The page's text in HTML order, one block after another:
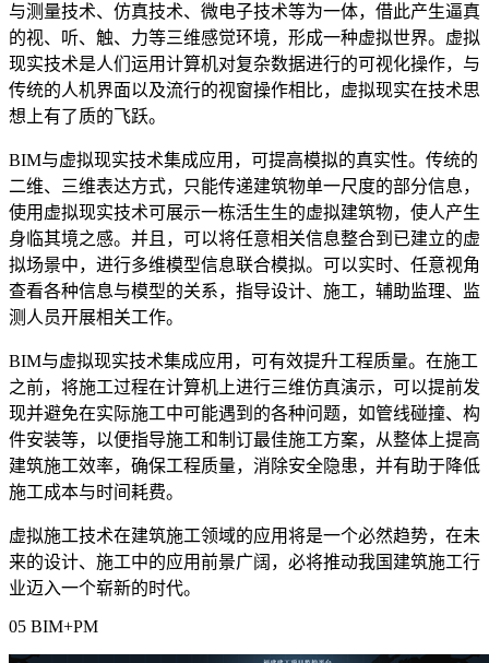
与测量技术、仿真技术、微电子技术等为一体，借此产生逼真
的视、听、触、力等三维感觉环境，形成一种虚拟世界。虚拟
现实技术是人们运用计算机对复杂数据进行的可视化操作，与
传统的人机界面以及流行的视窗操作相比，虚拟现实在技术思
想上有了质的飞跃。
BIM与虚拟现实技术集成应用，可提高模拟的真实性。传统的
二维、三维表达方式，只能传递建筑物单一尺度的部分信息，
使用虚拟现实技术可展示一栋活生生的虚拟建筑物，使人产生
身临其境之感。并且，可以将任意相关信息整合到已建立的虚
拟场景中，进行多维模型信息联合模拟。可以实时、任意视角
查看各种信息与模型的关系，指导设计、施工，辅助监理、监
测人员开展相关工作。
BIM与虚拟现实技术集成应用，可有效提升工程质量。在施工
之前，将施工过程在计算机上进行三维仿真演示，可以提前发
现并避免在实际施工中可能遇到的各种问题，如管线碰撞、构
件安装等，以便指导施工和制订最佳施工方案，从整体上提高
建筑施工效率，确保工程质量，消除安全隐患，并有助于降低
施工成本与时间耗费。
虚拟施工技术在建筑施工领域的应用将是一个必然趋势，在未
来的设计、施工中的应用前景广阔，必将推动我国建筑施工行
业迈入一个崭新的时代。
05 BIM+PM